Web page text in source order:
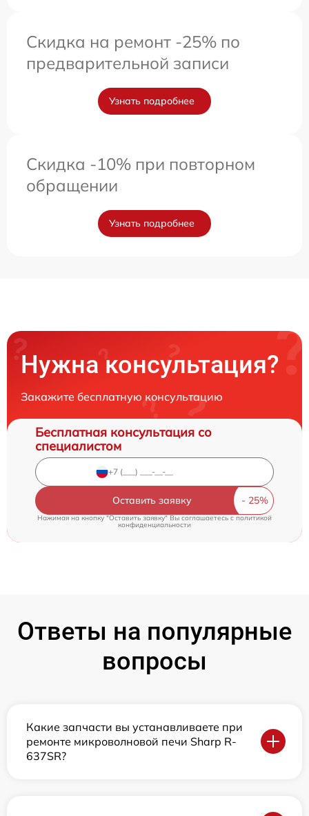
Скидка на ремонт -25% по
предварительной записи
Узнать подробнее
Скидка -10% при повторном
обращении
Узнать подробнее
Нужна консультация?
Закажите бесплатную консультацию
Бесплатная консультация со
специалистом
Оставить заявку
Нажимая на кнопку "Оставить заявку" Вы соглашаетесь cполитикой
конфиденциальности
Ответы на популярные
вопросы
Какие запчасти вы устанавливаете при
ремонте микроволновой печи Sharp R-
637SR?